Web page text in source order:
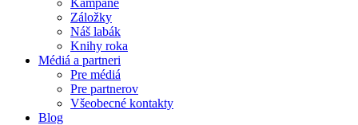
Kampane
Záložky
Náš labák
Knihy roka
Médiá a partneri
Pre médiá
Pre partnerov
Všeobecné kontakty
Blog